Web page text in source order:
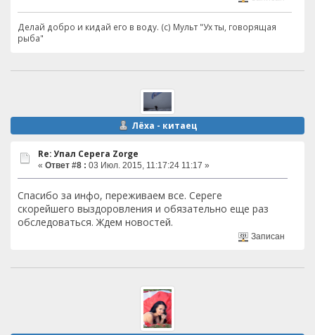
Делай добро и кидай его в воду. (с) Мульт "Ух ты, говорящая
рыба"
Лёха - китаец
Re: Упал Серега Zorge
« Ответ #8 : 03 Июл. 2015, 11:17:24 11:17 »
Спасибо за инфо, переживаем все. Сереге
скорейшего выздоровления и обязательно еще раз
обследоваться. Ждем новостей.
Записан